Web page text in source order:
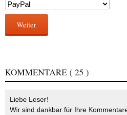
Weiter
KOMMENTARE ( 25 )
Liebe Leser!
Wir sind dankbar für Ihre